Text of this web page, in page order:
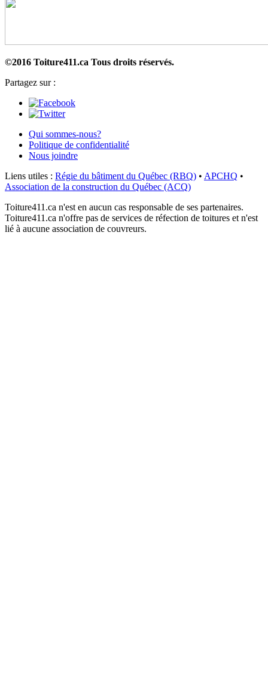
©2016 Toiture411.ca Tous droits réservés.
Partagez sur :
Qui sommes-nous?
Politique de confidentialité
Nous joindre
Liens utiles : Régie du bâtiment du Québec (RBQ) • APCHQ •
Association de la construction du Québec (ACQ)
Toiture411.ca n'est en aucun cas responsable de ses partenaires.
Toiture411.ca n'offre pas de services de réfection de toitures et n'est
lié à aucune association de couvreurs.